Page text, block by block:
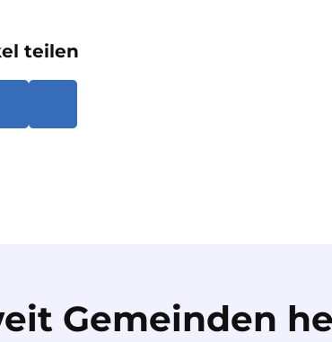
teilen
Gemeinden